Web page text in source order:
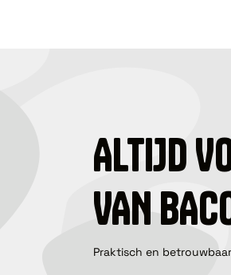
ALTIJD
VAN
Praktisch en